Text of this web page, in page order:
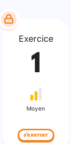
Exercice
1
Moyen
s'exercer